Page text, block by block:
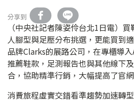
分享到
（中央社記者陳姿伶台北1日電）
人腳型與足壓分布挑選，更能買到
品牌Clarks的展路公司，在專櫃導
推薦鞋款，足測報告也與其他線下
合，協助精準行銷，大幅提高了官
消費旅程虛實交錯看準趨勢加速轉型